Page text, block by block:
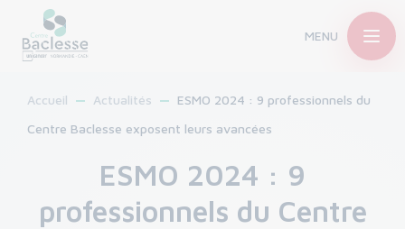
MENU
Accueil Actualités
ESMO 2024 : 9 professionnels du
Centre Baclesse exposent leurs avancées
ESMO 2024 : 9
professionnels du Centre